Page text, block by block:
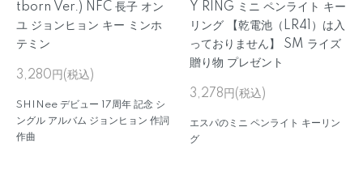
tborn Ver.) NFC 長子 オン
ユ ジョンヒョン キー ミンホ
テミン
3,280円(税込)
SHINee デビュー 17周年 記念 シ
ングル アルバム ジョンヒョン 作詞
作曲
Y RING ミニ ペンライト キー
リング 【乾電池（LR41）は入
っておりません】 SM ライズ
贈り物 プレゼント
3,278円(税込)
エスパのミニ ペンライト キーリン
グ